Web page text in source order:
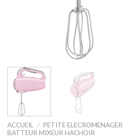
ACCUEIL / PETITE ELECROMENAGER
BATTEUR MIXEUR HACHOIR